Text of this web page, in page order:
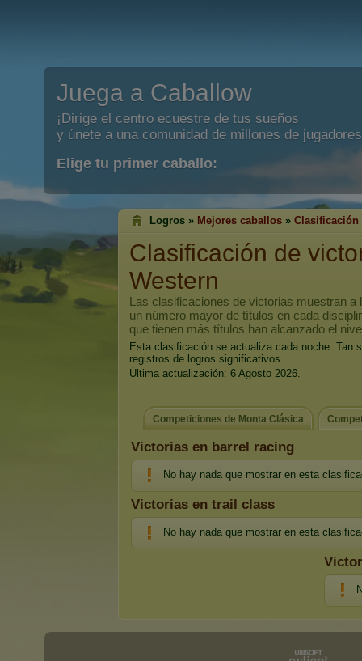
Juega a Caballow
¡Dirige el centro ecuestre de tus sueños
y únete a una comunidad de millones de
Elige tu primer caballo:
Logros » Mejores caballos » Clasificación
Clasificación de
Western
Las clasificaciones de victorias muestran a
un número mayor de títulos en cada
que tienen más títulos han alcanzado el
Esta clasificación se actualiza cada noche. Tan
registros de logros significativos.
Última actualización: 6 Agosto 2026.
Competiciones de Monta Clásica
Victorias en barrel racing
No hay nada que mostrar en esta
Victorias en trail class
No hay nada que mostrar en esta